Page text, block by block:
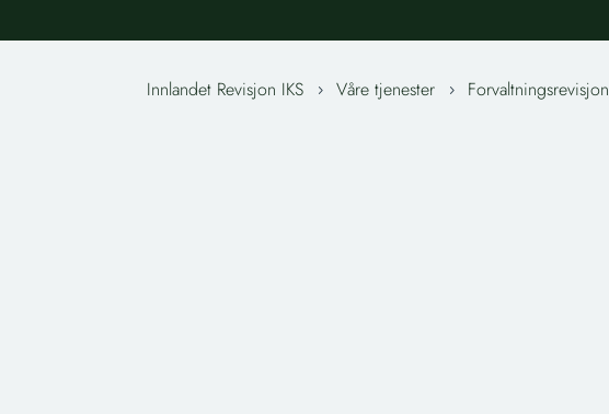
Innlandet Revisjon IKS 5 Våre tjenester 5 Forvaltningsrevisjon